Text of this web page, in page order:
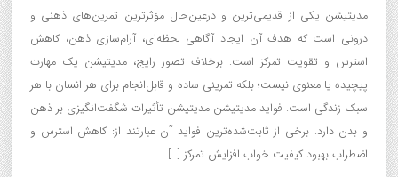
مدیتیشن یکی از قدیمی‌ترین و درعین‌حال مؤثرترین تمرین‌های ذهنی و
درونی است که هدف آن ایجاد آگاهی لحظه‌ای، آرام‌سازی ذهن، کاهش
استرس و تقویت تمرکز است. برخلاف تصور رایج، مدیتیشن یک مهارت
پیچیده یا معنوی نیست؛ بلکه تمرینی ساده و قابل‌انجام برای هر انسان با هر
سبک زندگی است. فواید مدیتیشن مدیتیشن تأثیرات شگفت‌انگیزی بر ذهن
و بدن دارد. برخی از ثابت‌شده‌ترین فواید آن عبارتند از: کاهش استرس و
اضطراب بهبود کیفیت خواب افزایش تمرکز […]